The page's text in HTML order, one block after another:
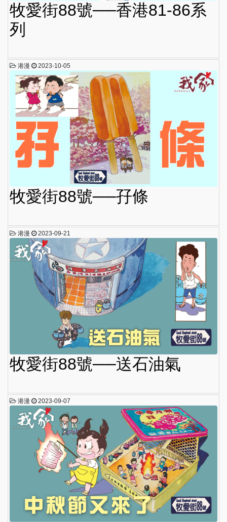
牧愛街88號──香港81-86系
列
港漫 2023-10-05
牧愛街88號──孖條
港漫 2023-09-21
牧愛街88號──送石油氣
港漫 2023-09-07